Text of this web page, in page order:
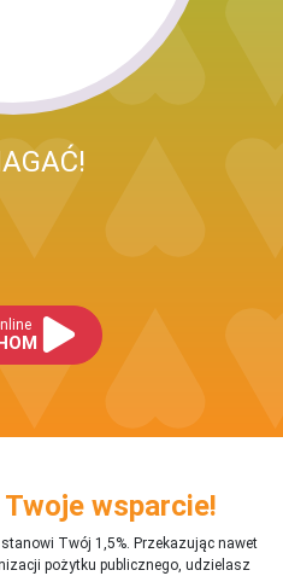
wsparcie!
Twój 1,5%. Przekazując nawet
pożytku publicznego, udzielasz